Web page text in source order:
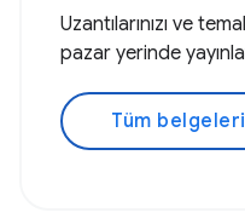
Uzantılarınızı ve
pazar yerinde
Tüm